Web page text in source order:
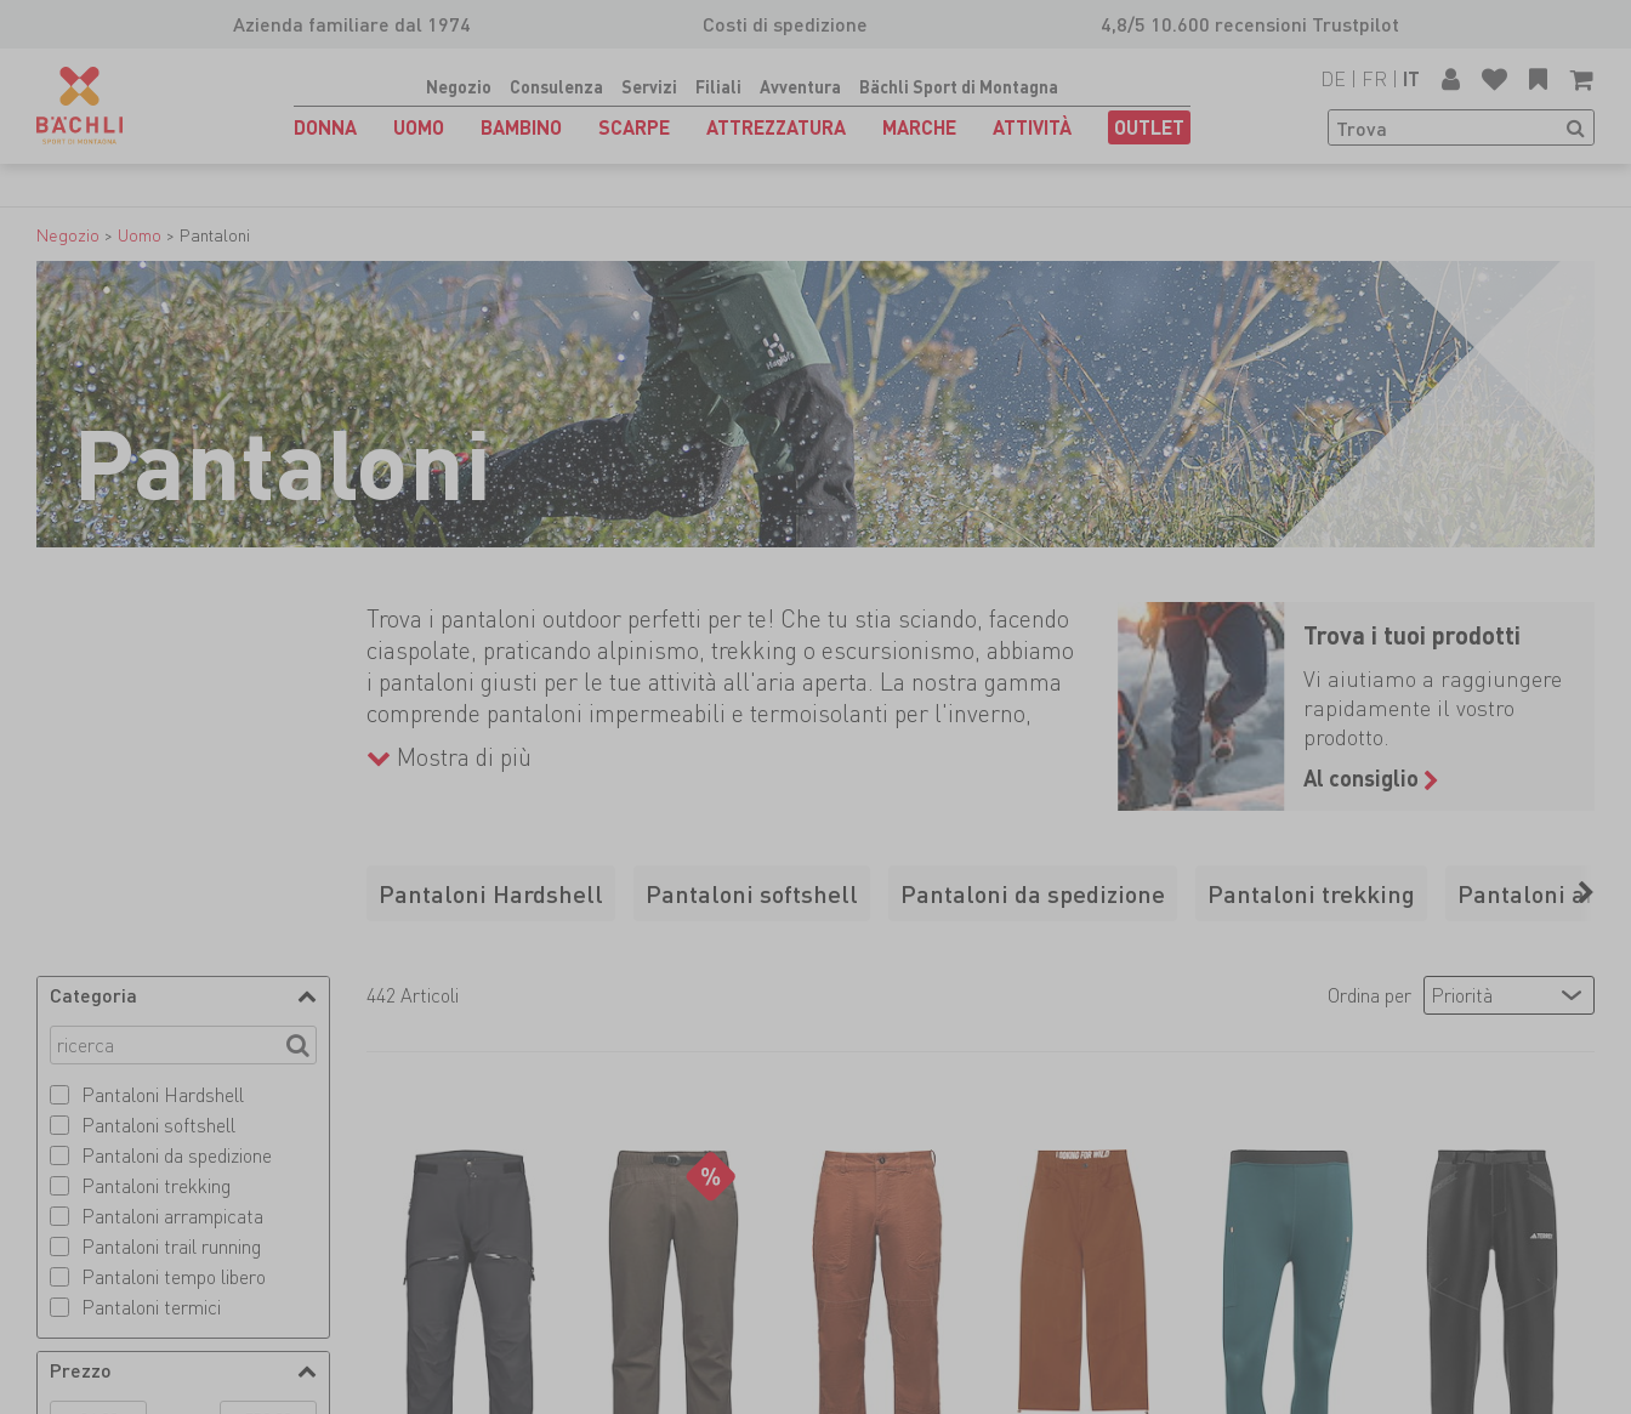
Azienda familiare dal 1974 Costi di spedizione 4,8/5 10.600 recensioni Trustpilot
Negozio Consulenza Servizi Filiali Avventura Bächli Sport di Montagna
DONNA UOMO BAMBINO SCARPE ATTREZZATURA MARCHE ATTIVITÀ OUTLET
DE | FR | IT
Negozio > Uomo > Pantaloni
Pantaloni
Trova i pantaloni outdoor perfetti per te! Che tu stia sciando, facendo
ciaspolate, praticando alpinismo, trekking o escursionismo, abbiamo
i pantaloni giusti per le tue attività all'aria aperta. La nostra gamma
comprende pantaloni impermeabili e termoisolanti per l'inverno,
nonché modelli resistenti all'abrasione e che favoriscono i
movimenti per l'estate. Offriamo anche un'ampia scelta di pantaloni
Mostra di più
Trova i tuoi prodotti
Vi aiutiamo a raggiungere
rapidamente il vostro
prodotto.
Al consiglio
Pantaloni Hardshell Pantaloni softshell Pantaloni da spedizione Pantaloni trekking Pantaloni
Categoria
Pantaloni Hardshell
Pantaloni softshell
Pantaloni da spedizione
Pantaloni trekking
Pantaloni arrampicata
Pantaloni trail running
Pantaloni tempo libero
Pantaloni termici
Pantaloncini da arrampicata
Pantaloncini da trail running
Pantaloncini da trekking
Prezzo
442 Articoli Ordina per